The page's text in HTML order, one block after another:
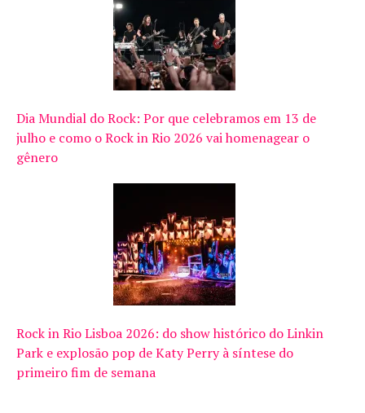
Dia Mundial do Rock: Por que celebramos em 13 de
julho e como o Rock in Rio 2026 vai homenagear o
gênero
Rock in Rio Lisboa 2026: do show histórico do Linkin
Park e explosão pop de Katy Perry à síntese do
primeiro fim de semana